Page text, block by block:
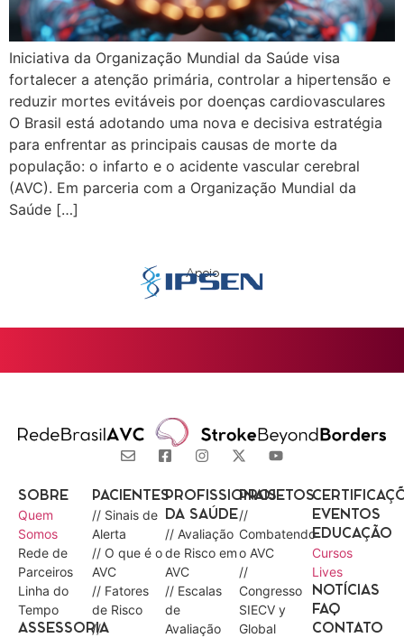
Iniciativa da Organização Mundial da Saúde visa
fortalecer a atenção primária, controlar a hipertensão e
reduzir mortes evitáveis por doenças cardiovasculares
O Brasil está adotando uma nova e decisiva estratégia
para enfrentar as principais causas de morte da
população: o infarto e o acidente vascular cerebral
(AVC). Em parceria com a Organização Mundial da
Saúde […]
Apoio
SOBRE
Quem
Somos
Rede de
Parceiros
Linha do
Tempo
ASSESSORIA
PACIENTES
// Sinais de
Alerta
// O que é o
AVC
// Fatores
de Risco
//
PROFISSIONAIS
DA SAÚDE
// Avaliação
de Risco em
AVC
// Escalas
de
Avaliação
PROJETOS
//
Combatendo
o AVC
//
Congresso
SIECV y
Global
EVENTOS
EDUCAÇÃO
Cursos
Lives
NOTÍCIAS
FAQ
CONTATO